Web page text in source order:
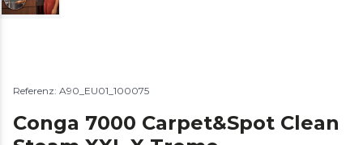
Referenz: A90_EU01_100075
Conga 7000 Carpet&Spot Clean